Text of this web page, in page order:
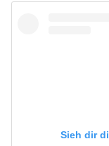
Sieh dir